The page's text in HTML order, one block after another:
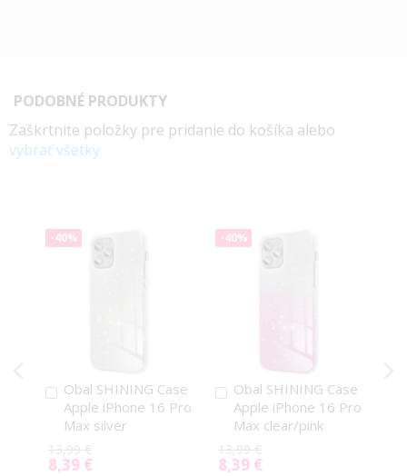
PODOBNÉ PRODUKTY
Zaškrtnite položky pre pridanie do košíka alebo
vybrať všetky
-40%
Obal SHINING Case
Apple iPhone 16 Pro
Max silver
13,99 €
Special
8,39 €
Pridať
do
košíka
-40%
Obal SHINING Case
Apple iPhone 16 Pro
Max clear/pink
13,99 €
Special
8,39 €
Pridať
do
košíka